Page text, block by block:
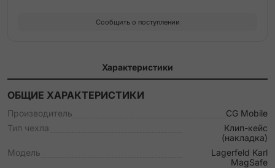
Сообщить о поступлении
Характеристики
ОБЩИЕ ХАРАКТЕРИСТИКИ
Производитель
CG Mobile
Тип чехла
Клип-кейс
(накладка)
Модель
Lagerfeld Karl
MagSafe